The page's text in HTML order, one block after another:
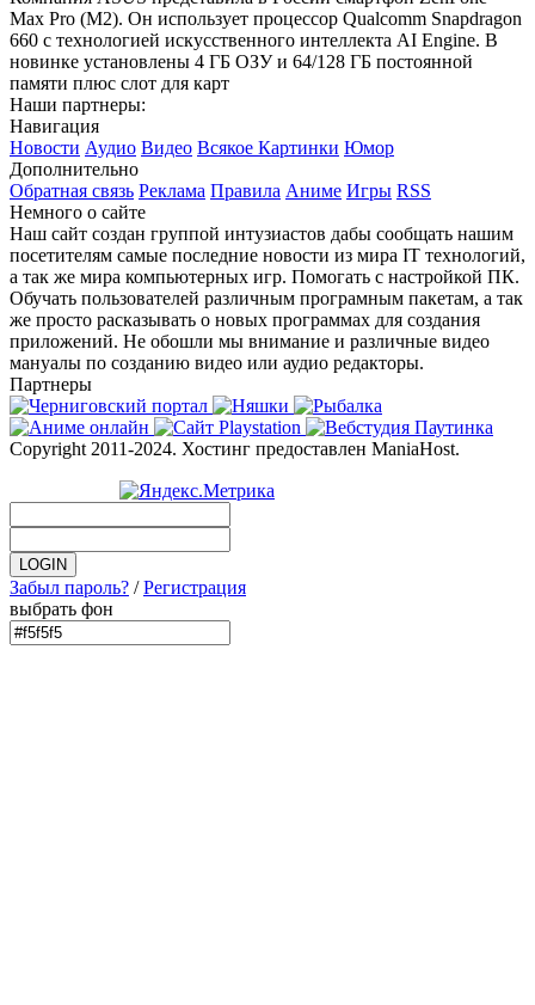
Max Pro (M2). Он использует процессор Qualcomm Snapdragon
660 с технологией искусственного интеллекта AI Engine. В
новинке установлены 4 ГБ ОЗУ и 64/128 ГБ постоянной
памяти плюс слот для карт
Наши партнеры:
Навигация
Новости Аудио Видео Всякое Картинки Юмор
Дополнительно
Обратная связь Реклама Правила Аниме Игры RSS
Немного о сайте
Наш сайт создан группой интузиастов дабы сообщать нашим
посетителям самые последние новости из мира IT технологий,
а так же мира компьютерных игр. Помогать с настройкой ПК.
Обучать пользователей различным програмным пакетам, а так
же просто расказывать о новых программах для создания
приложений. Не обошли мы внимание и различные видео
мануалы по созданию видео или аудио редакторы.
Партнеры
Copyright 2011-2024. Хостинг предоставлен ManiaHost.
Забыл пароль? /Регистрация
выбрать фон